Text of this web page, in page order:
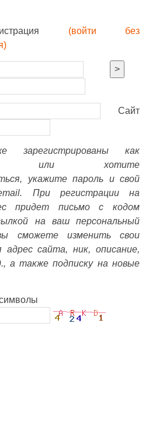
(войти без
>
Сайт
как
или хотите
укажите пароль и свой
При регистрации на
придет письмо с кодом
на ваш персональный
сможете изменить свои
адрес сайта, ник, описание,
а также подписку на новые